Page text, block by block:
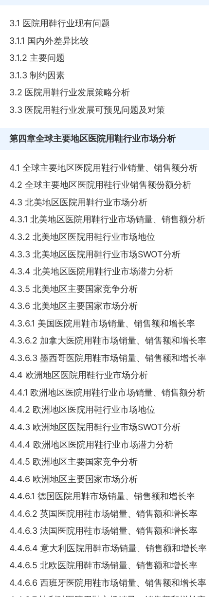
3.1 医院用鞋行业现有问题
3.1.1 国内外差异比较
3.1.2 主要问题
3.1.3 制约因素
3.2 医院用鞋行业发展策略分析
3.3 医院用鞋行业发展可预见问题及对策
第四章全球主要地区医院用鞋行业市场分析
4.1 全球主要地区医院用鞋行业销量、销售额分析
4.2 全球主要地区医院用鞋行业销售额份额分析
4.3 北美地区医院用鞋行业市场分析
4.3.1 北美地区医院用鞋行业市场销量、销售额分析
4.3.2 北美地区医院用鞋行业市场地位
4.3.3 北美地区医院用鞋行业市场SWOT分析
4.3.4 北美地区医院用鞋行业市场潜力分析
4.3.5 北美地区主要国家竞争分析
4.3.6 北美地区主要国家市场分析
4.3.6.1 美国医院用鞋市场销量、销售额和增长率
4.3.6.2 加拿大医院用鞋市场销量、销售额和增长率
4.3.6.3 墨西哥医院用鞋市场销量、销售额和增长率
4.4 欧洲地区医院用鞋行业市场分析
4.4.1 欧洲地区医院用鞋行业市场销量、销售额分析
4.4.2 欧洲地区医院用鞋行业市场地位
4.4.3 欧洲地区医院用鞋行业市场SWOT分析
4.4.4 欧洲地区医院用鞋行业市场潜力分析
4.4.5 欧洲地区主要国家竞争分析
4.4.6 欧洲地区主要国家市场分析
4.4.6.1 德国医院用鞋市场销量、销售额和增长率
4.4.6.2 英国医院用鞋市场销量、销售额和增长率
4.4.6.3 法国医院用鞋市场销量、销售额和增长率
4.4.6.4 意大利医院用鞋市场销量、销售额和增长率
4.4.6.5 北欧医院用鞋市场销量、销售额和增长率
4.4.6.6 西班牙医院用鞋市场销量、销售额和增长率